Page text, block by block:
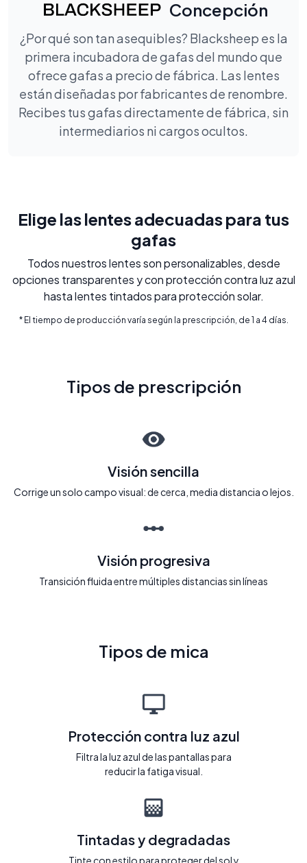
Concepción
¿Por qué son tan asequibles? Blacksheep es la
primera incubadora de gafas del mundo que
ofrece gafas a precio de fábrica. Las lentes
están diseñadas por fabricantes de renombre.
Recibes tus gafas directamente de fábrica, sin
intermediarios ni cargos ocultos.
Elige las lentes adecuadas para tus
gafas
Todos nuestros lentes son personalizables, desde
opciones transparentes y con protección contra luz azul
hasta lentes tintados para protección solar.
* El tiempo de producción varía según la prescripción, de 1 a 4 días.
Tipos de prescripción
Visión sencilla
Corrige un solo campo visual: de cerca, media distancia o lejos.
Visión progresiva
Transición fluida entre múltiples distancias sin líneas
Tipos de mica
Protección contra luz azul
Filtra la luz azul de las pantallas para
reducir la fatiga visual.
Tintadas y degradadas
Tinte con estilo para proteger del sol y